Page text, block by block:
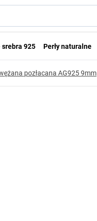
srebra 925 Perły naturalne
pozłacana AG925 9mm